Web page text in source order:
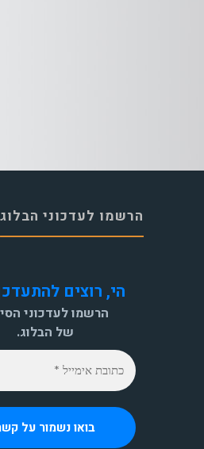
הרשמו לעדכוני הבלוג
הי, רוצים
הרשמו לעדכוני
של הבלוג.